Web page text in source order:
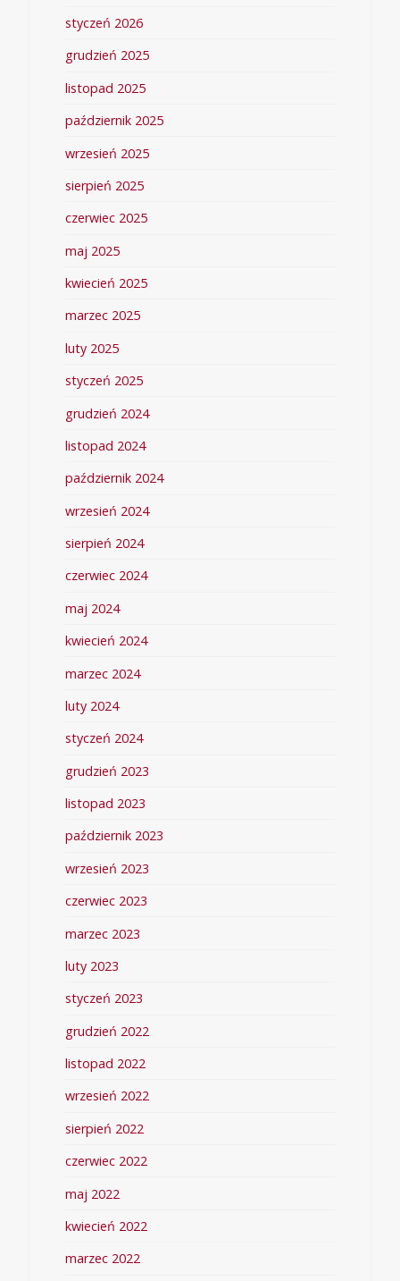
styczeń 2026
grudzień 2025
listopad 2025
październik 2025
wrzesień 2025
sierpień 2025
czerwiec 2025
maj 2025
kwiecień 2025
marzec 2025
luty 2025
styczeń 2025
grudzień 2024
listopad 2024
październik 2024
wrzesień 2024
sierpień 2024
czerwiec 2024
maj 2024
kwiecień 2024
marzec 2024
luty 2024
styczeń 2024
grudzień 2023
listopad 2023
październik 2023
wrzesień 2023
czerwiec 2023
marzec 2023
luty 2023
styczeń 2023
grudzień 2022
listopad 2022
wrzesień 2022
sierpień 2022
czerwiec 2022
maj 2022
kwiecień 2022
marzec 2022